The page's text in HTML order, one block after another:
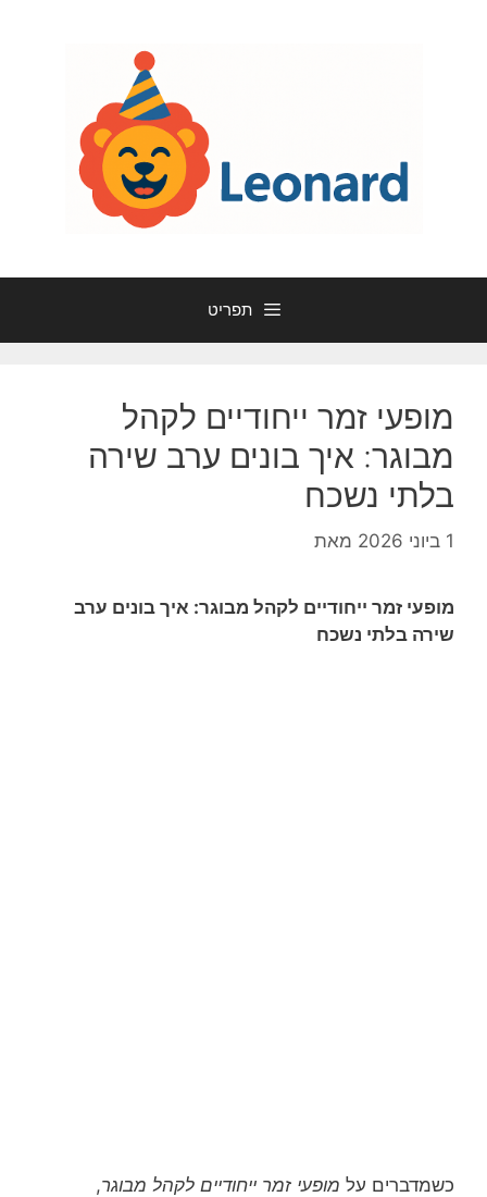
תפריט
מופעי זמר ייחודיים לקהל
מבוגר: איך בונים ערב שירה
בלתי נשכח
1 ביוני 2026 מאת
מופעי זמר ייחודיים לקהל מבוגר: איך בונים ערב
שירה בלתי נשכח
כשמדברים על מופעי זמר ייחודיים לקהל מבוגר,